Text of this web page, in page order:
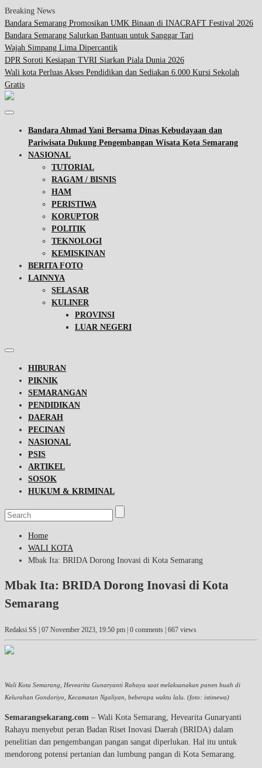
Breaking News
Bandara Semarang Promosikan UMK Binaan di INACRAFT Festival 2026
Bandara Semarang Salurkan Bantuan untuk Sanggar Tari
Wajah Simpang Lima Dipercantik
DPR Soroti Kesiapan TVRI Siarkan Piala Dunia 2026
Wali kota Perluas Akses Pendidikan dan Sediakan 6.000 Kursi Sekolah
Gratis
Bandara Ahmad Yani Bersama Dinas Kebudayaan dan
Pariwisata Dukung Pengembangan Wisata Kota Semarang
NASIONAL
TUTORIAL
RAGAM / BISNIS
HAM
PERISTIWA
KORUPTOR
POLITIK
TEKNOLOGI
KEMISKINAN
BERITA FOTO
LAINNYA
SELASAR
KULINER
PROVINSI
LUAR NEGERI
HIBURAN
PIKNIK
SEMARANGAN
PENDIDIKAN
DAERAH
PECINAN
NASIONAL
PSIS
ARTIKEL
SOSOK
HUKUM & KRIMINAL
Home
WALI KOTA
Mbak Ita: BRIDA Dorong Inovasi di Kota Semarang
Mbak Ita: BRIDA Dorong Inovasi di Kota
Semarang
Redaksi SS | 07 November 2023, 19:50 pm | 0 comments | 667 views
Wali Kota Semarang, Hevearita Gunaryanti Rahayu saat melaksanakan panen buah di
Kelurahan Gondoriyo, Kecamatan Ngaliyan, beberapa waktu lalu. (foto: istimewa)
Semarangsekarang.com – Wali Kota Semarang, Hevearita Gunaryanti
Rahayu menyebut peran Badan Riset Inovasi Daerah (BRIDA) dalam
penelitian dan pengembangan pangan sangat diperlukan. Hal itu untuk
mendorong potensi pertanian dan lumbung pangan di Kota Semarang.